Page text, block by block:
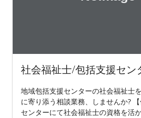
社会福祉士/包括支援セン
地域包括支援センターの社会福祉士
に寄り添う相談業務、しませんか?
センターにて社会福祉士の資格を活